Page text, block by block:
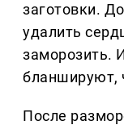
заготовки.
удалить
заморозить.
бланшируют,
После